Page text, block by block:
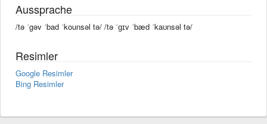
Aussprache
/tə ˈgəv ˈbad ˈkounsəl tə/ /tə ˈɡɪv ˈbæd ˈkaʊnsəl tə/
Resimler
Google Resimler
Bing Resimler